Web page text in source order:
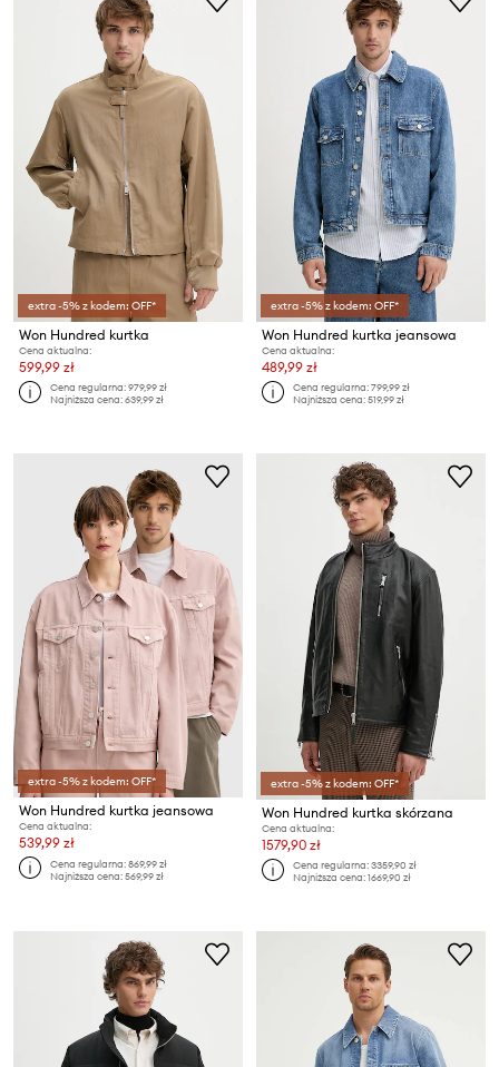
extra -5% z kodem: OFF*
Won Hundred kurtka
Cena aktualna:
599,99 zł
Cena regularna:979,99 zł
Najniższa cena:639,99 zł
extra -5% z kodem: OFF*
Won Hundred kurtka jeansowa
Cena aktualna:
489,99 zł
Cena regularna:799,99 zł
Najniższa cena:519,99 zł
extra -5% z kodem: OFF*
Won Hundred kurtka jeansowa
Cena aktualna:
539,99 zł
Cena regularna:869,99 zł
Najniższa cena:569,99 zł
extra -5% z kodem: OFF*
Won Hundred kurtka skórzana
Cena aktualna:
1579,90 zł
Cena regularna:3359,90 zł
Najniższa cena:1669,90 zł